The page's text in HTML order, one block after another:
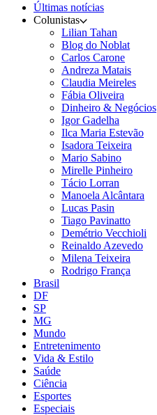
Últimas notícias
Colunistas
Lilian Tahan
Blog do Noblat
Carlos Carone
Andreza Matais
Claudia Meireles
Fábia Oliveira
Dinheiro & Negócios
Igor Gadelha
Ilca Maria Estevão
Isadora Teixeira
Mario Sabino
Mirelle Pinheiro
Tácio Lorran
Manoela Alcântara
Lucas Pasin
Tiago Pavinatto
Demétrio Vecchioli
Reinaldo Azevedo
Milena Teixeira
Rodrigo França
Brasil
DF
SP
MG
Mundo
Entretenimento
Vida & Estilo
Saúde
Ciência
Esportes
Especiais